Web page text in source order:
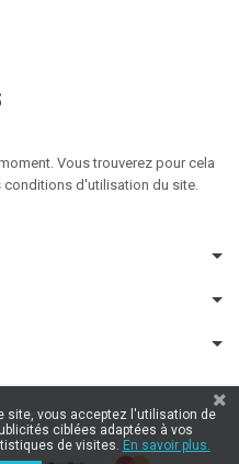
Vous trouverez pour cela
d'utilisation du site.
site, vous acceptez l'utilisation de
ciblées adaptées à vos
de visites. En savoir plus.